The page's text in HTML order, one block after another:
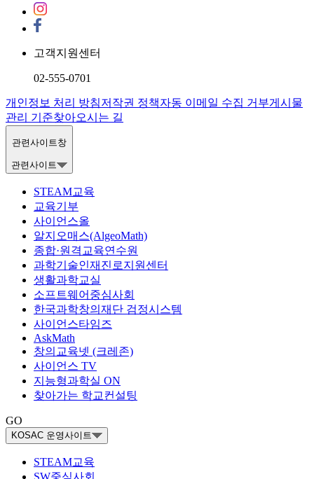
고객지원센터
02-555-0701
개인정보 처리 방침저작권 정책자동 이메일 수집 거부게시물
관리 기준찾아오시는 길
관련사이트창
관련사이트
STEAM교육
교육기부
사이언스올
알지오매스(AlgeoMath)
종합·원격교육연수원
과학기술인재진로지원센터
생활과학교실
소프트웨어중심사회
한국과학창의재단 검정시스템
사이언스타임즈
AskMath
창의교육넷 (크레존)
사이언스 TV
지능형과학실 ON
찾아가는 학교컨설팅
GO
KOSAC 운영사이트
STEAM교육
SW중심사회